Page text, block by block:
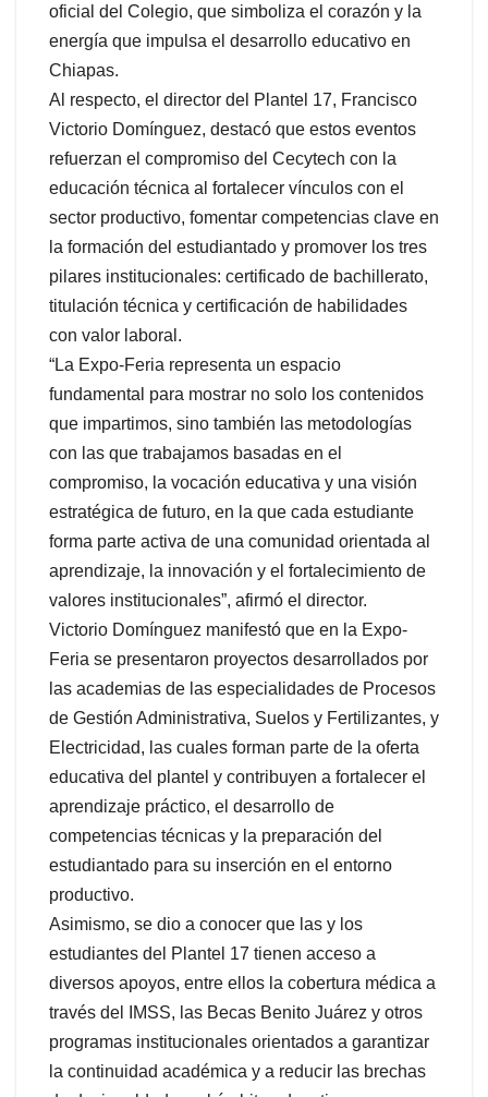
oficial del Colegio, que simboliza el corazón y la
energía que impulsa el desarrollo educativo en
Chiapas.
Al respecto, el director del Plantel 17, Francisco
Victorio Domínguez, destacó que estos eventos
refuerzan el compromiso del Cecytech con la
educación técnica al fortalecer vínculos con el
sector productivo, fomentar competencias clave en
la formación del estudiantado y promover los tres
pilares institucionales: certificado de bachillerato,
titulación técnica y certificación de habilidades
con valor laboral.
“La Expo-Feria representa un espacio
fundamental para mostrar no solo los contenidos
que impartimos, sino también las metodologías
con las que trabajamos basadas en el
compromiso, la vocación educativa y una visión
estratégica de futuro, en la que cada estudiante
forma parte activa de una comunidad orientada al
aprendizaje, la innovación y el fortalecimiento de
valores institucionales”, afirmó el director.
Victorio Domínguez manifestó que en la Expo-
Feria se presentaron proyectos desarrollados por
las academias de las especialidades de Procesos
de Gestión Administrativa, Suelos y Fertilizantes, y
Electricidad, las cuales forman parte de la oferta
educativa del plantel y contribuyen a fortalecer el
aprendizaje práctico, el desarrollo de
competencias técnicas y la preparación del
estudiantado para su inserción en el entorno
productivo.
Asimismo, se dio a conocer que las y los
estudiantes del Plantel 17 tienen acceso a
diversos apoyos, entre ellos la cobertura médica a
través del IMSS, las Becas Benito Juárez y otros
programas institucionales orientados a garantizar
la continuidad académica y a reducir las brechas